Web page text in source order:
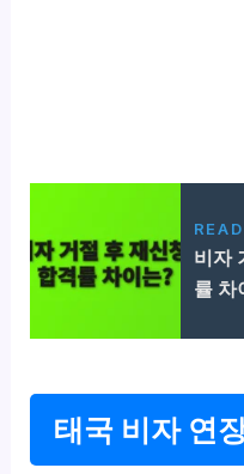
READ
비자
률 차
태국 비자 연